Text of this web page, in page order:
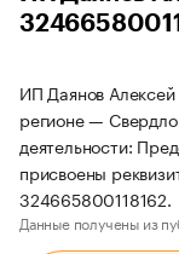
ИП Даянов
регионе —
деятельности:
присвоены
324665800118162.
Данные получены из